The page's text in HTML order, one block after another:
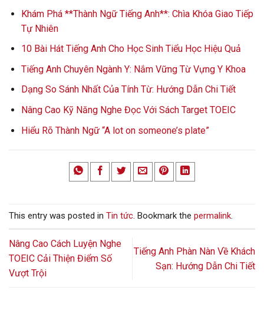
Khám Phá **Thành Ngữ Tiếng Anh**: Chìa Khóa Giao Tiếp
Tự Nhiên
10 Bài Hát Tiếng Anh Cho Học Sinh Tiểu Học Hiệu Quả
Tiếng Anh Chuyên Ngành Y: Nắm Vững Từ Vựng Y Khoa
Dạng So Sánh Nhất Của Tính Từ: Hướng Dẫn Chi Tiết
Nâng Cao Kỹ Năng Nghe Đọc Với Sách Target TOEIC
Hiểu Rõ Thành Ngữ “A lot on someone’s plate”
This entry was posted in Tin tức. Bookmark the permalink.
Nâng Cao Cách Luyện Nghe
TOEIC Cải Thiện Điểm Số
Vượt Trội
Tiếng Anh Phàn Nàn Về Khách
Sạn: Hướng Dẫn Chi Tiết